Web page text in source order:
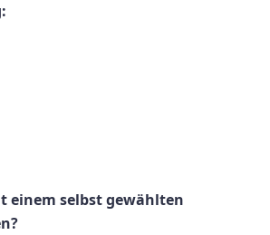
einem selbst gewählten